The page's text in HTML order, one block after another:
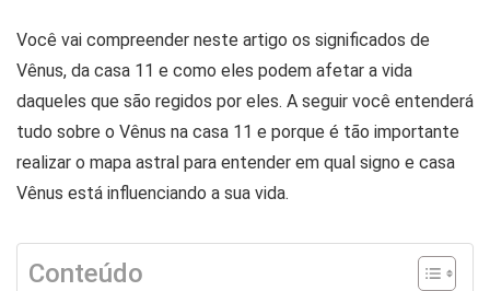
Você vai compreender neste artigo os significados de
Vênus, da casa 11 e como eles podem afetar a vida
daqueles que são regidos por eles. A seguir você entenderá
tudo sobre o Vênus na casa 11 e porque é tão importante
realizar o mapa astral para entender em qual signo e casa
Vênus está influenciando a sua vida.
Conteúdo